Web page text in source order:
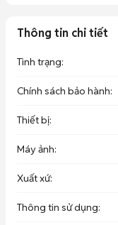
Thông tin chi tiết
Tình trạng:
Chính sách bảo hành:
Thiết bị:
Máy ảnh:
Xuất xứ:
Thông tin sử dụng: